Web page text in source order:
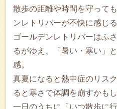
散歩の距離や時間を守って
ンレトリバーが不快に感じ
ゴールデンレトリバーはふ
るがゆえ、「暑い・寒い」
感。
真夏になると熱中症のリス
ると寒さで体調を崩すかもし
一日のうちに「いつ散歩に